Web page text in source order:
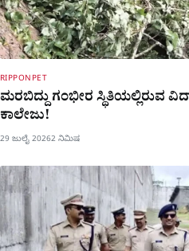
RIPPONPET
ಮರಬಿದ್ದು ಗಂಭೀರ ಸ್ಥಿತಿಯಲ್ಲಿರುವ
ಕಾಲೇಜು!
29 ಜುಲೈ 20262 ನಿಮಿಷ